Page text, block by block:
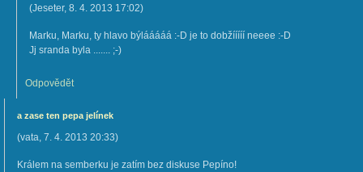
(Jeseter, 8. 4. 2013 17:02)
Marku, Marku, ty hlavo býlááááá :-D je to dobžííííí neeee :-D
Jj sranda byla ....... ;-)
Odpovědět
a zase ten pepa jelínek
(vata, 7. 4. 2013 20:33)
Králem na semberku je zatím bez diskuse Pepíno!